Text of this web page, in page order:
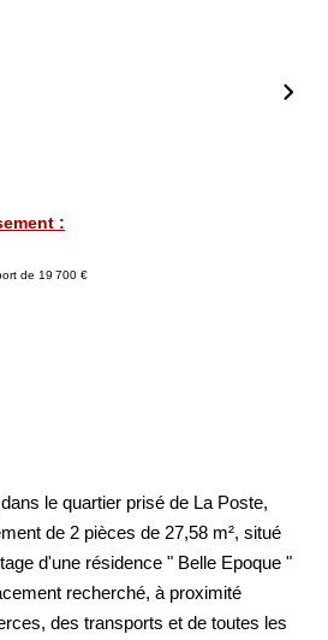
:
de 19 700 €
le quartier prisé de La Poste,
de 2 pièces de 27,58 m², situé
d'une résidence " Belle Epoque "
recherché, à proximité
des transports et de toutes les